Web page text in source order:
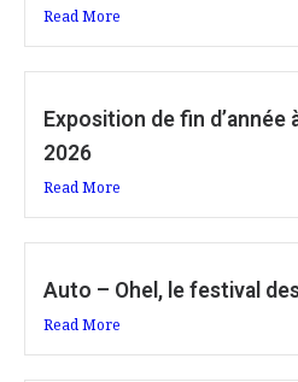
Read More
Exposition de fin
2026
Read More
Auto – Ohel, le festival
Read More